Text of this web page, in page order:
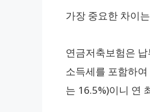
가장 중요한 차이
연금저축보험은
소득세를 포함하
는 16.5%)이니 연